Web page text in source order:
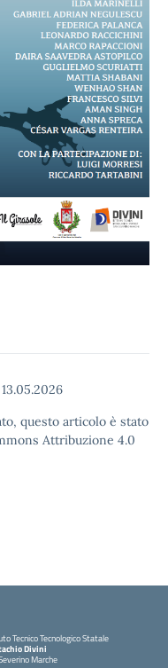
13.05.2026
questo articolo è stato
Attribuzione 4.0
Tecnico Tecnologico Statale
Divini
Marche